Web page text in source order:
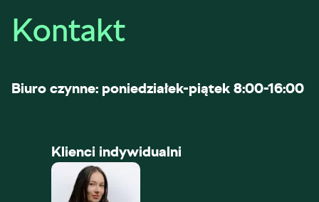
Kontakt
Biuro czynne: poniedziałek-piątek 8:00-16:00
Klienci indywidualni